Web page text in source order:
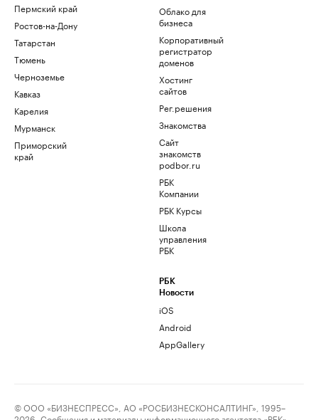
Пермский край
Ростов-на-Дону
Татарстан
Тюмень
Черноземье
Кавказ
Карелия
Мурманск
Приморский
край
Облако для
бизнеса
Корпоративный
регистратор
доменов
Хостинг
сайтов
Рег.решения
Знакомства
Сайт
знакомств
podbor.ru
РБК
Компании
РБК Курсы
Школа
управления
РБК
РБК
Новости
iOS
Android
AppGallery
© ООО «БИЗНЕСПРЕСС», АО «РОСБИЗНЕСКОНСАЛТИНГ», 1995–